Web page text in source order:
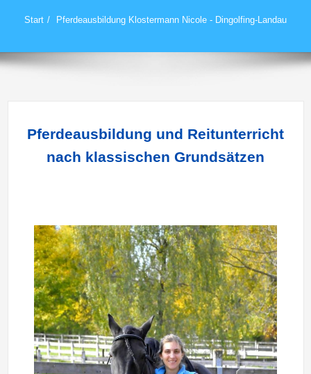
Start Pferdeausbildung Klostermann Nicole - Dingolfing-Landau
Pferdeausbildung und Reitunterricht
nach klassischen Grundsätzen